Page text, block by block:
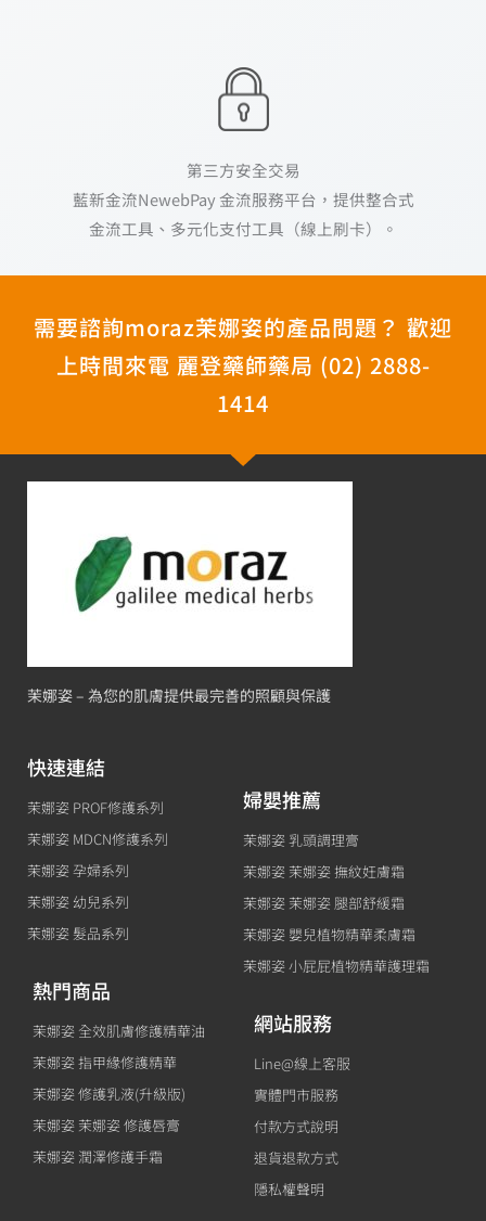
第三方安全交易
藍新金流NewebPay 金流服務平台，提供整合式
金流工具、多元化支付工具（線上刷卡）。
需要諮詢moraz茉娜姿的產品問題？ 歡迎
上時間來電 麗登藥師藥局 (02) 2888-
1414
茉娜姿 – 為您的肌膚提供最完善的照顧與保護
快速連結
茉娜姿 PROF修護系列
茉娜姿 MDCN修護系列
茉娜姿 孕婦系列
茉娜姿 幼兒系列
茉娜姿 髮品系列
婦嬰推薦
茉娜姿 乳頭調理膏
茉娜姿 茉娜姿 撫紋妊膚霜
茉娜姿 茉娜姿 腿部舒緩霜
茉娜姿 嬰兒植物精華柔膚霜
茉娜姿 小屁屁植物精華護理霜
熱門商品
茉娜姿 全效肌膚修護精華油
茉娜姿 指甲緣修護精華
茉娜姿 修護乳液(升級版)
茉娜姿 茉娜姿 修護唇膏
茉娜姿 潤澤修護手霜
網站服務
Line@線上客服
實體門市服務
付款方式說明
退貨退款方式
隱私權聲明